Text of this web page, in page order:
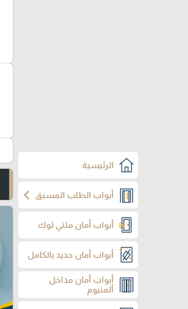
الرئيسية
أبواب الطلب المسبقchevron_left
أبواب أمان ملتي لوك
أبواب أمان حديد بالكامل
أبواب أمان مداخل
ألمنيوم